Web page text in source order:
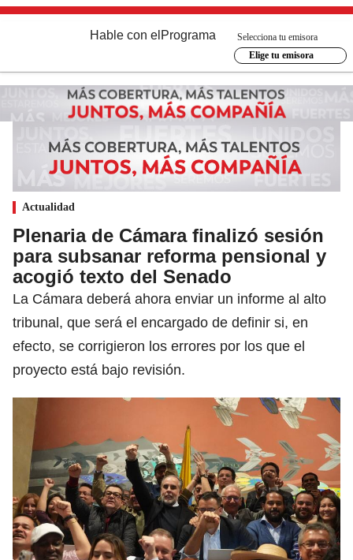
Hable con el Programa
Selecciona tu emisora
Elige tu emisora
Actualidad
Plenaria de Cámara finalizó sesión
para subsanar reforma pensional y
acogió texto del Senado
La Cámara deberá ahora enviar un informe al alto
tribunal, que será el encargado de definir si, en
efecto, se corrigieron los errores por los que el
proyecto está bajo revisión.